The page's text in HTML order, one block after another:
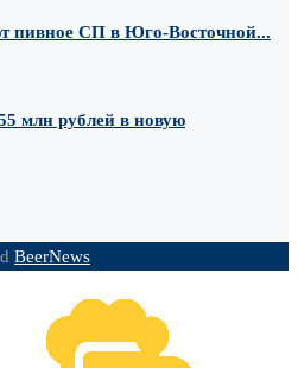
пивное СП в Юго-Восточной...
млн рублей в новую
BeerNews